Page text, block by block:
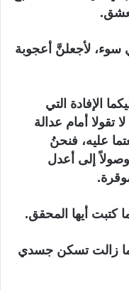
سوء، لأجعلنَّ أعجوبة
الإفادة التي
تقولا أمام عدالة
عليه، فنحنُ
إلى أعدل
كتبت أيها المحقق.
زالت تسكن جسدي